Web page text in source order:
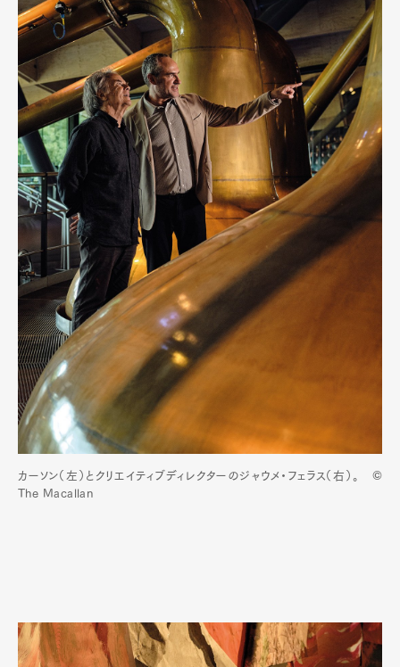
カーソン（左）とクリエイティブディレクターのジャウメ・フェラス（右）。 ©
The Macallan